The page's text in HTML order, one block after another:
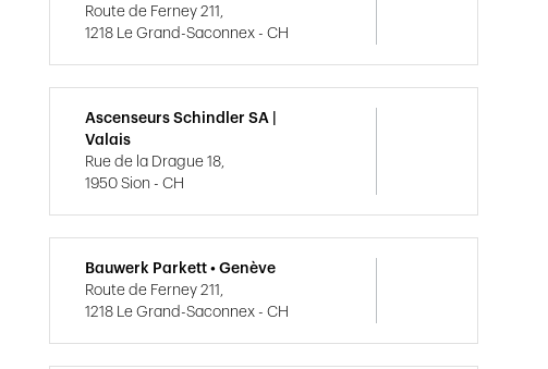
Route de Ferney 211,
1218 Le Grand-Saconnex - CH
Ascenseurs Schindler SA |
Valais
Rue de la Drague 18,
1950 Sion - CH
Bauwerk Parkett • Genève
Route de Ferney 211,
1218 Le Grand-Saconnex - CH